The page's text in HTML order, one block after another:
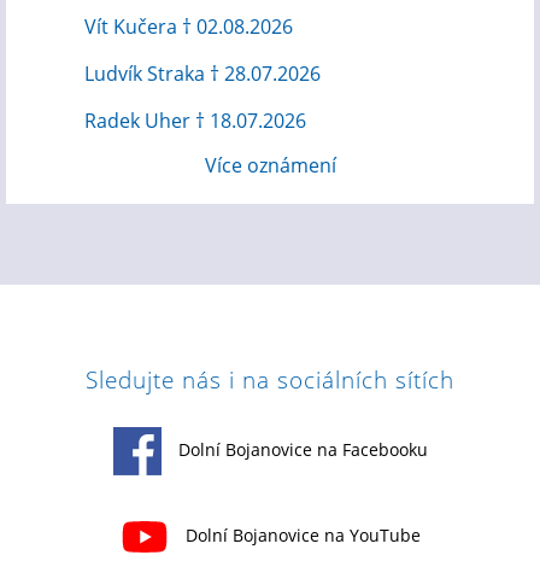
Vít Kučera † 02.08.2026
Ludvík Straka † 28.07.2026
Radek Uher † 18.07.2026
Více oznámení
Sledujte nás i na sociálních sítích
Dolní Bojanovice na Facebooku
Dolní Bojanovice na YouTube